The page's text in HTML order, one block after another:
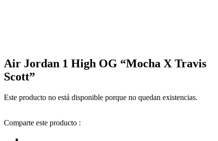
Air Jordan 1 High OG “Mocha X Travis
Scott”
Este producto no está disponible porque no quedan existencias.
Comparte este producto :